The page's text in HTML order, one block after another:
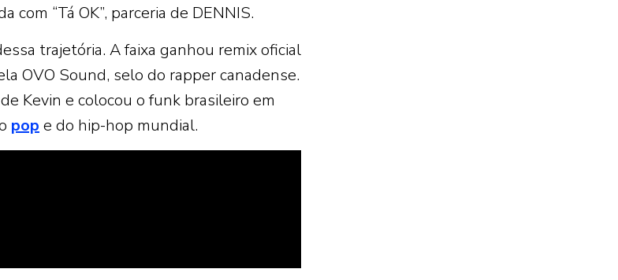
com “Tá OK”, parceria de DENNIS.
trajetória. A faixa ganhou remix oficial
OVO Sound, selo do rapper canadense.
Kevin e colocou o funk brasileiro em
pop e do hip-hop mundial.